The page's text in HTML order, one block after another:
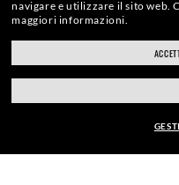
ray-ban.com/italy
Scegli un altro negozio
navigare e utilizzare il sito web.
maggiori informazioni.